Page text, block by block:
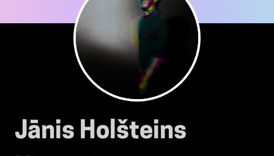
Jānis Holšteins